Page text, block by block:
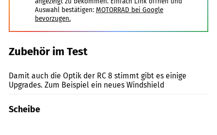
Auswahl bestätigen: MOTORRAD bei Google
bevorzugen.
Zubehör im Test
Damit auch die Optik der RC 8 stimmt gibt es einige
Upgrades. Zum Beispiel ein neues Windshield
Scheibe